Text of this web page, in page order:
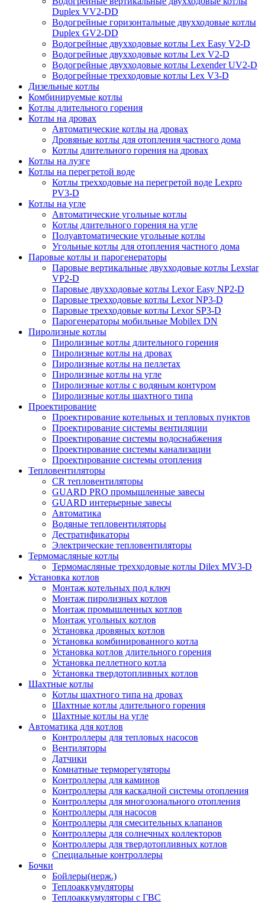
Duplex VV2-DD
Водогрейные горизонтальные двухходовые котлы
Duplex GV2-DD
Водогрейные двухходовые котлы Lex Easy V2-D
Водогрейные двухходовые котлы Lex V2-D
Водогрейные двухходовые котлы Lexender UV2-D
Водогрейные трехходовые котлы Lex V3-D
Дизельные котлы
Комбинируемые котлы
Котлы длительного горения
Котлы на дровах
Автоматические котлы на дровах
Дровяные котлы для отопления частного дома
Котлы длительного горения на дровах
Котлы на лузге
Котлы на перегретой воде
Котлы трехходовые на перегретой воде Lexpro
PV3-D
Котлы на угле
Автоматические угольные котлы
Котлы длительного горения на угле
Полуавтоматические угольные котлы
Угольные котлы для отопления частного дома
Паровые котлы и парогенераторы
Паровые вертикальные двухходовые котлы Lexstar
VP2-D
Паровые двухходовые котлы Lexor Easy NP2-D
Паровые трехходовые котлы Lexor NP3-D
Паровые трехходовые котлы Lexor SP3-D
Парогенераторы мобильные Mobilex DN
Пиролизные котлы
Пиролизные котлы длительного горения
Пиролизные котлы на дровах
Пиролизные котлы на пеллетах
Пиролизные котлы на угле
Пиролизные котлы с водяным контуром
Пиролизные котлы шахтного типа
Проектирование
Проектирование котельных и тепловых пунктов
Проектирование системы вентиляции
Проектирование системы водоснабжения
Проектирование системы канализации
Проектирование системы отопления
Тепловентиляторы
CR тепловентиляторы
GUARD PRO промышленные завесы
GUARD интерьерные завесы
Автоматика
Водяные тепловентиляторы
Дестратификаторы
Электрические тепловентиляторы
Термомасляные котлы
Термомасляные трехходовые котлы Dilex MV3-D
Установка котлов
Монтаж котельных под ключ
Монтаж пиролизных котлов
Монтаж промышленных котлов
Монтаж угольных котлов
Установка дровяных котлов
Установка комбинированного котла
Установка котлов длительного горения
Установка пеллетного котла
Установка твердотопливных котлов
Шахтные котлы
Котлы шахтного типа на дровах
Шахтные котлы длительного горения
Шахтные котлы на угле
Автоматика для котлов
Контроллеры для тепловых насосов
Вентиляторы
Датчики
Комнатные терморегуляторы
Контроллеры для каминов
Контроллеры для каскадной системы отопления
Контроллеры для многозонального отопления
Контроллеры для насосов
Контроллеры для смесительных клапанов
Контроллеры для солнечных коллекторов
Контроллеры для твердотопливных котлов
Специальные контроллеры
Бочки
Бойлеры(нерж.)
Теплоаккумуляторы
Теплоаккумуляторы с ГВС